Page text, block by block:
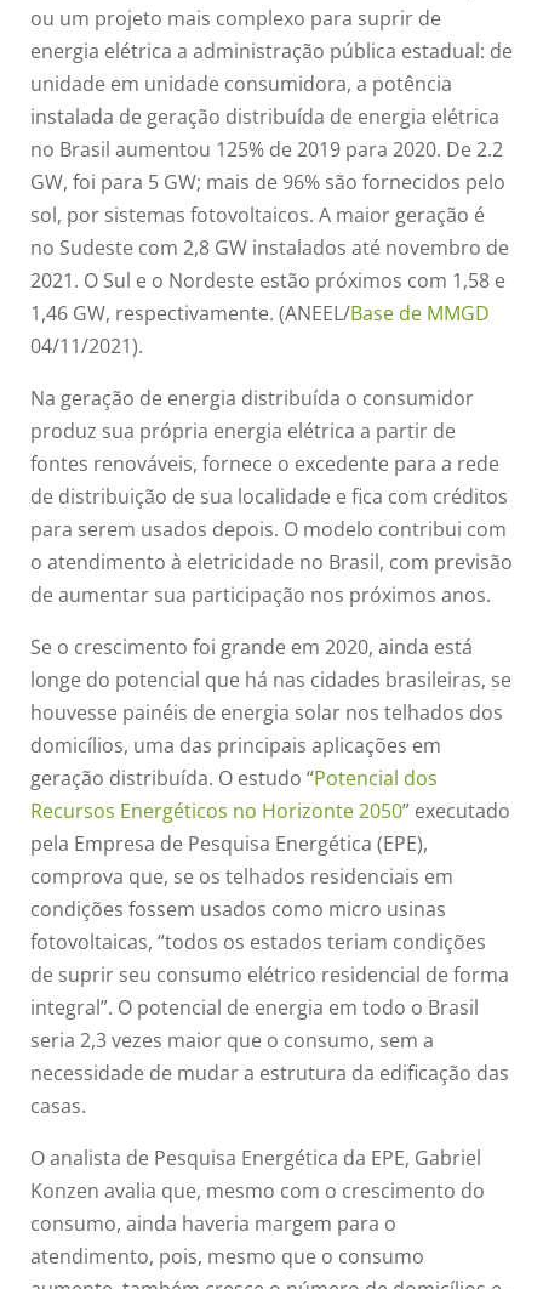
ou um projeto mais complexo para suprir de
energia elétrica a administração pública estadual: de
unidade em unidade consumidora, a potência
instalada de geração distribuída de energia elétrica
no Brasil aumentou 125% de 2019 para 2020. De 2.2
GW, foi para 5 GW; mais de 96% são fornecidos pelo
sol, por sistemas fotovoltaicos. A maior geração é
no Sudeste com 2,8 GW instalados até novembro de
2021. O Sul e o Nordeste estão próximos com 1,58 e
1,46 GW, respectivamente. (ANEEL/Base de MMGD
04/11/2021).
Na geração de energia distribuída o consumidor
produz sua própria energia elétrica a partir de
fontes renováveis, fornece o excedente para a rede
de distribuição de sua localidade e fica com créditos
para serem usados depois. O modelo contribui com
o atendimento à eletricidade no Brasil, com previsão
de aumentar sua participação nos próximos anos.
Se o crescimento foi grande em 2020, ainda está
longe do potencial que há nas cidades brasileiras, se
houvesse painéis de energia solar nos telhados dos
domicílios, uma das principais aplicações em
geração distribuída. O estudo “Potencial dos
Recursos Energéticos no Horizonte 2050” executado
pela Empresa de Pesquisa Energética (EPE),
comprova que, se os telhados residenciais em
condições fossem usados como micro usinas
fotovoltaicas, “todos os estados teriam condições
de suprir seu consumo elétrico residencial de forma
integral”. O potencial de energia em todo o Brasil
seria 2,3 vezes maior que o consumo, sem a
necessidade de mudar a estrutura da edificação das
casas.
O analista de Pesquisa Energética da EPE, Gabriel
Konzen avalia que, mesmo com o crescimento do
consumo, ainda haveria margem para o
atendimento, pois, mesmo que o consumo